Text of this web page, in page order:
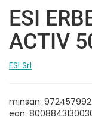
ESI
ACTIV
ESI Srl
minsan: 972457992
ean: